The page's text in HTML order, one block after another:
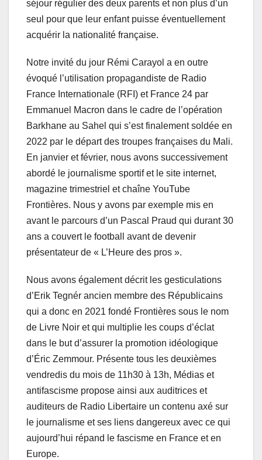
séjour régulier des deux parents et non plus d’un
seul pour que leur enfant puisse éventuellement
acquérir la nationalité française.
Notre invité du jour Rémi Carayol a en outre
évoqué l’utilisation propagandiste de Radio
France Internationale (RFI) et France 24 par
Emmanuel Macron dans le cadre de l’opération
Barkhane au Sahel qui s’est finalement soldée en
2022 par le départ des troupes françaises du Mali.
En janvier et février, nous avons successivement
abordé le journalisme sportif et le site internet,
magazine trimestriel et chaîne YouTube
Frontières. Nous y avons par exemple mis en
avant le parcours d’un Pascal Praud qui durant 30
ans a couvert le football avant de devenir
présentateur de « L’Heure des pros ».
Nous avons également décrit les gesticulations
d’Erik Tegnér ancien membre des Républicains
qui a donc en 2021 fondé Frontières sous le nom
de Livre Noir et qui multiplie les coups d’éclat
dans le but d’assurer la promotion idéologique
d’Éric Zemmour. Présente tous les deuxièmes
vendredis du mois de 11h30 à 13h, Médias et
antifascisme propose ainsi aux auditrices et
auditeurs de Radio Libertaire un contenu axé sur
le journalisme et ses liens dangereux avec ce qui
aujourd’hui répand le fascisme en France et en
Europe.